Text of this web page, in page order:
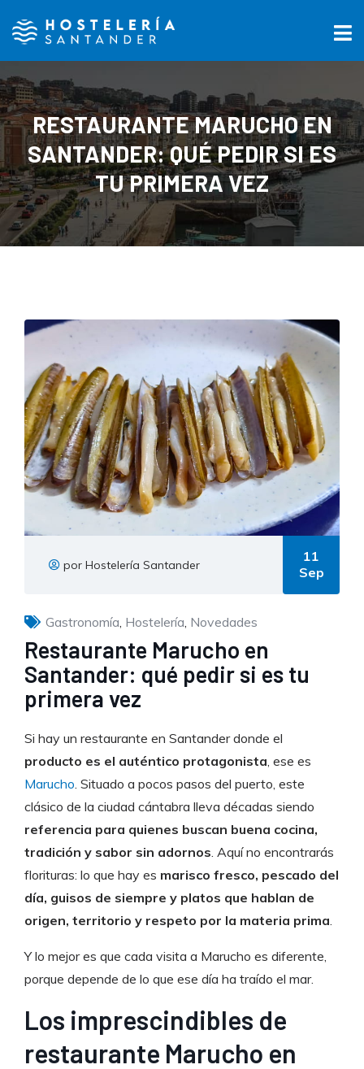
RESTAURANTE MARUCHO EN
SANTANDER: QUÉ PEDIR SI ES
TU PRIMERA VEZ
por Hostelería Santander
11
Sep
Gastronomía Hostelería Novedades
Restaurante Marucho en
Santander: qué pedir si es tu
primera vez
Si hay un restaurante en Santander donde el
producto es el auténtico protagonista , ese es
Marucho . Situado a pocos pasos del puerto, este
clásico de la ciudad cántabra lleva décadas siendo
referencia para quienes buscan buena cocina,
tradición y sabor sin adornos . Aquí no encontrarás
florituras: lo que hay es marisco fresco, pescado del
día, guisos de siempre y platos que hablan de
origen, territorio y respeto por la materia prima
Y lo mejor es que cada visita a Marucho es diferente,
porque depende de lo que ese día ha traído el mar.
Los imprescindibles de
restaurante Marucho en